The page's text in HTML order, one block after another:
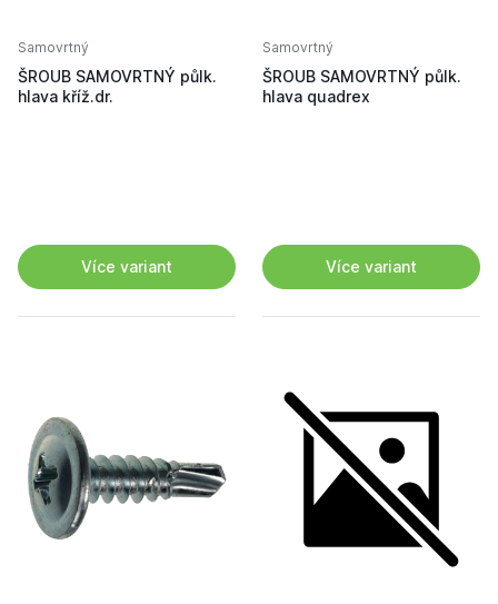
Samovrtný
ŠROUB SAMOVRTNÝ půlk.
hlava kříž.dr.
Více variant
Samovrtný
ŠROUB SAMOVRTNÝ půlk.
hlava quadrex
Více variant